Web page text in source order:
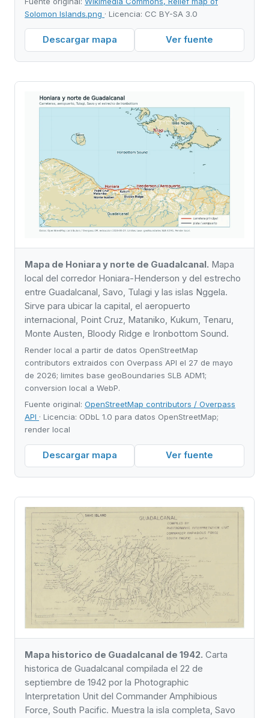
Solomon Islands.png · Licencia: CC BY-SA 3.0
Descargar mapa Ver fuente
Mapa de Honiara y norte de Guadalcanal. Mapa
local del corredor Honiara-Henderson y del estrecho
entre Guadalcanal, Savo, Tulagi y las islas Nggela.
Sirve para ubicar la capital, el aeropuerto
internacional, Point Cruz, Mataniko, Kukum, Tenaru,
Monte Austen, Bloody Ridge e Ironbottom Sound.
Render local a partir de datos OpenStreetMap
contributors extraidos con Overpass API el 27 de mayo
de 2026; limites base geoBoundaries SLB ADM1;
conversion local a WebP.
Fuente original: OpenStreetMap contributors / Overpass
API · Licencia: ODbL 1.0 para datos OpenStreetMap;
render local
Descargar mapa Ver fuente
Mapa historico de Guadalcanal de 1942. Carta
historica de Guadalcanal compilada el 22 de
septiembre de 1942 por la Photographic
Interpretation Unit del Commander Amphibious
Force, South Pacific. Muestra la isla completa, Savo